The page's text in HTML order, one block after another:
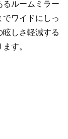
るルームミラー
でワイドにしっ
しさ軽減する
す。